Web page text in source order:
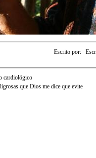
Escrito por:
cardiológico
que Dios me dice que evite